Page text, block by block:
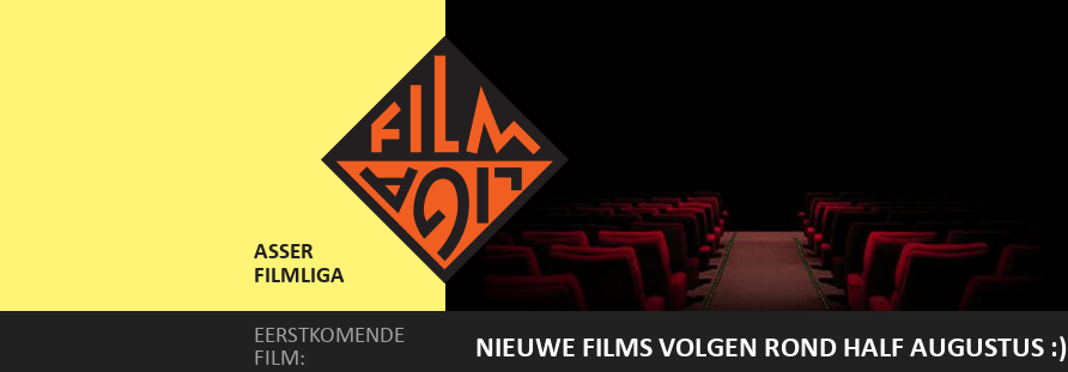
ASSER
FILMLIGA
EERSTKOMENDE
FILM:
NIEUWE FILMS VOLGEN ROND HALF AUGUSTUS :)